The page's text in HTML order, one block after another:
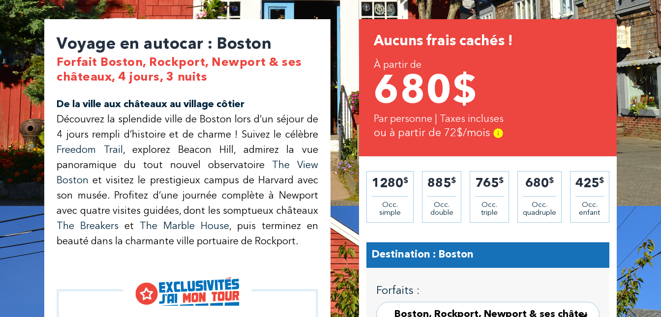
Voyage en autocar : Boston
Forfait Boston, Rockport, Newport & ses
châteaux, 4 jours, 3 nuits
De la ville aux châteaux au village côtier
Découvrez la splendide ville de Boston lors d’un séjour de
4 jours rempli d’histoire et de charme ! Suivez le célèbre
Freedom Trail, explorez Beacon Hill, admirez la vue
panoramique du tout nouvel observatoire
The View
Boston et visitez le prestigieux campus de Harvard avec
son musée. Profitez d’une journée complète à Newport
avec quatre visites guidées, dont les somptueux châteaux
The Breakers et The Marble House, puis terminez en
beauté dans la charmante ville portuaire de Rockport.
Aucuns frais cachés !
À partir de
680$
Par personne | Taxes incluses
ou à partir de 72$/mois
1280$
Occ.
simple
885$
Occ.
double
765$
Occ.
triple
680$
Occ.
quadruple
425$
Occ.
enfant
Destination : Boston
Forfaits :